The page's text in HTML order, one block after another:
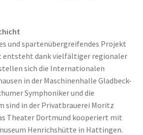
und spartenübergreifendes Projekt
entsteht dank vielfältiger regionaler
sich die Internationalen
in der Maschinenhalle Gladbeck-
Symphoniker und die
sind in der Privatbrauerei Moritz
Theater Dortmund kooperiert mit
Henrichshütte in Hattingen.